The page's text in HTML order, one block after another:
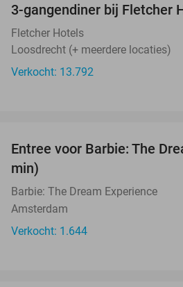
3-gangendiner bij Fletcher
Fletcher Hotels
Loosdrecht (+ meerdere locaties)
Verkocht: 13.792
Entree voor Barbie: The
min)
Barbie: The Dream Experience
Amsterdam
Verkocht: 1.644